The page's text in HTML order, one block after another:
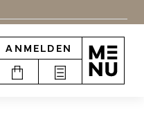
ANMELDEN